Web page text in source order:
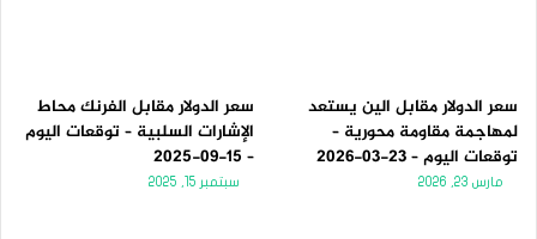
سعر الدولار مقابل الين يستعد
لمهاجمة مقاومة محورية –
توقعات اليوم – 23-03-2026
مارس 23, 2026
سعر الدولار مقابل الفرنك محاط
الإشارات السلبية – توقعات اليوم
– 15-09-2025
سبتمبر 15, 2025